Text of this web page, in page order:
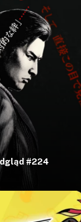
#224